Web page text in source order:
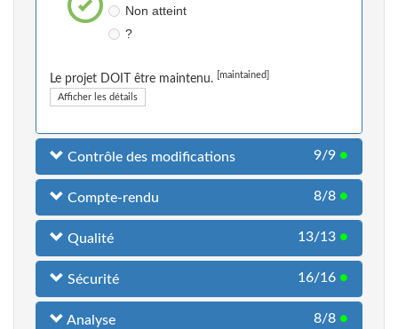
Non atteint
?
Le projet DOIT être maintenu. [maintained]
Afficher les détails
Contrôle des modifications 9/9 ●
Compte-rendu 8/8 ●
Qualité 13/13 ●
Sécurité 16/16 ●
Analyse 8/8 ●